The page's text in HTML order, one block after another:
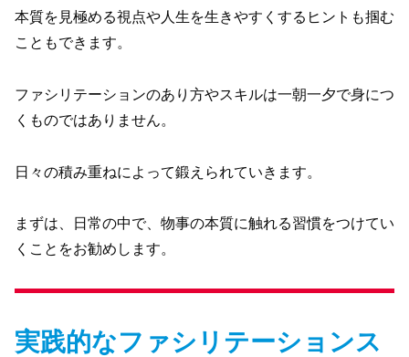
本質を見極める視点や人生を生きやすくするヒントも掴む
こともできます。
ファシリテーションのあり方やスキルは一朝一夕で身につ
くものではありません。
日々の積み重ねによって鍛えられていきます。
まずは、日常の中で、物事の本質に触れる習慣をつけてい
くことをお勧めします。
実践的なファシリテーションス